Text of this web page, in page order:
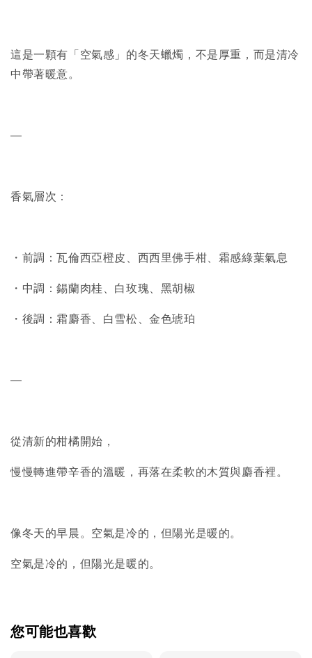
這是一顆有「空氣感」的冬天蠟燭，不是厚重，而是清冷
中帶著暖意。
—
香氣層次：
・前調：瓦倫西亞橙皮、西西里佛手柑、霜感綠葉氣息
・中調：錫蘭肉桂、白玫瑰、黑胡椒
・後調：霜麝香、白雪松、金色琥珀
—
從清新的柑橘開始，
慢慢轉進帶辛香的溫暖，再落在柔軟的木質與麝香裡。
像冬天的早晨。空氣是冷的，但陽光是暖的。
空氣是冷的，但陽光是暖的。
您可能也喜歡